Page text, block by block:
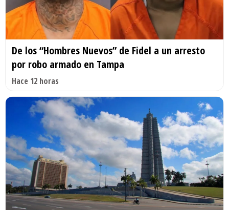
De los “Hombres Nuevos” de Fidel a un arresto
por robo armado en Tampa
Hace 12 horas